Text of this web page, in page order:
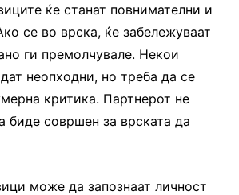
ќе станат повнимателни и
се во врска, ќе забележуваат
ги премолчувале. Некои
неопходни, но треба да се
критика. Партнерот не
биде совршен за врската да
може да запознаат личност